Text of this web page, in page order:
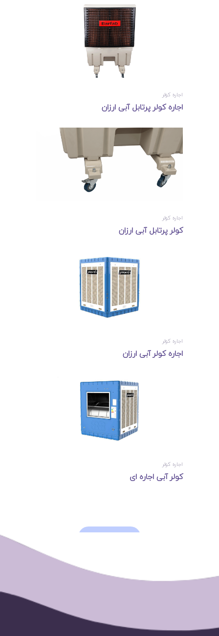
اجاره کولر
اجاره کولر پرتابل آبی ارزان
اجاره کولر
کولر پرتابل آبی ارزان
اجاره کولر
اجاره کولر آبی ارزان
اجاره کولر
کولر آبی اجاره ای